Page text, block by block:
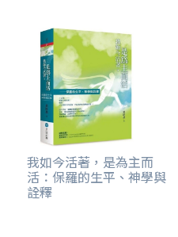
我如今活著，是為主而
活：保羅的生平、神學與
詮釋